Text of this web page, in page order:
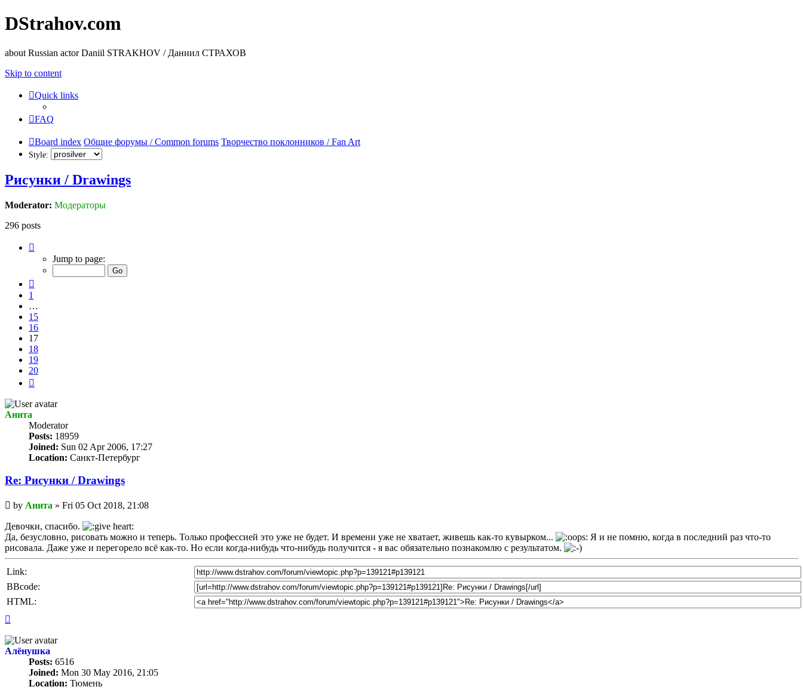
DStrahov.com
about Russian actor Daniil STRAKHOV / Даниил СТРАХОВ
Skip to content
Quick links
FAQ
Board index Общие форумы / Common forums Творчество поклонников / Fan Art
Style:
Рисунки / Drawings
Moderator: Модераторы
296 posts
17
Jump to page:
1
…
15
16
17
18
19
20
Анита
Мoderator
Posts: 18959
Joined: Sun 02 Apr 2006, 17:27
Location: Санкт-Петербург
Re: Рисунки / Drawings
Unread
post
by Анита » Fri 05 Oct 2018, 21:08
Девочки, спасибо.
Да, безусловно, рисовать можно и теперь. Только профессией это уже не будет. И времени уже не хватает, живешь как-то кувырком...
Я и не помню, когда в последний раз что-то
рисовала. Даже уже и перегорело всё как-то. Но если когда-нибудь что-нибудь получится - я вас обязательно познакомлю с результатом.
Link:
BBcode:
HTML:
Алёнушка
Posts: 6516
Joined: Mon 30 May 2016, 21:05
Location: Тюмень